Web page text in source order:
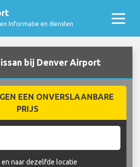
Informatie en diensten
bij Denver Airport
EEN ONVERSLAANBARE
PRIJS
en naar dezelfde locatie